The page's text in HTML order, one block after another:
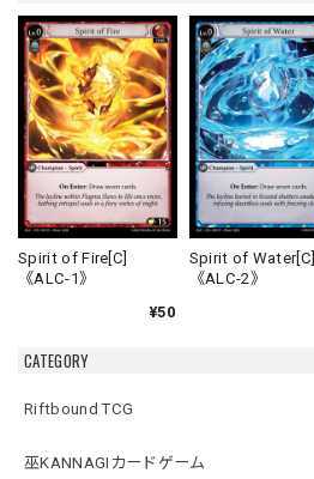
CATEGORY
Riftbound TCG
巫KANNAGIカードゲーム
Spirit of Fire[C]
《ALC-1》
¥50
Spirit of Water[C]
《ALC-2》